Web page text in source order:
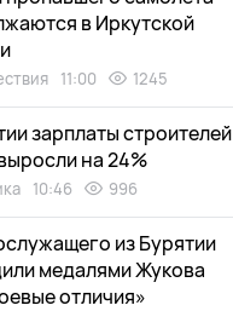
в Иркутской
11:00 1245
зарплаты строителей
на 24%
10:46 996
из Бурятии
медалями Жукова
отличия»